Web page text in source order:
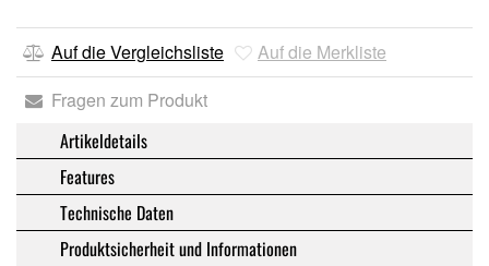
Auf die Vergleichsliste
Auf die Merkliste
Fragen zum Produkt
Artikeldetails
Features
Technische Daten
Produktsicherheit und Informationen